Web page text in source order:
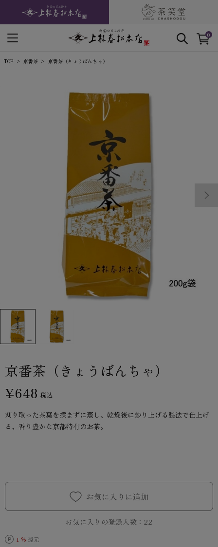
0
TOP 京番茶 京番茶（きょうばんちゃ）
京番茶（きょうばんちゃ）
¥648 税込
刈り取った茶葉を揉まずに蒸し、乾燥後に炒り上げる製法で仕上げ
る、香り豊かな京都特有のお茶。
お気に入りに追加
お気に入りの登録人数：22
1 % 還元